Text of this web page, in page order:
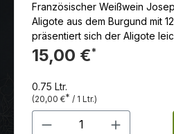
Französischer Weißwein
Aligote aus dem Burgund mit
präsentiert sich der Aligote
dezenten Säurestruktur,
zartherbem Nachhall.
15,00 €*
0.75 Ltr.
(20,00 €* / 1 Ltr.)
Produkt Anzahl: